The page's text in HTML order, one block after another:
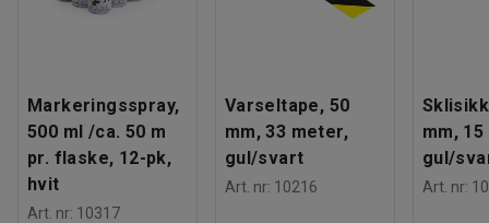
Markeringsspray,
500 ml /ca. 50 m
pr. flaske, 12-pk,
hvit
Art. nr: 10317
Varseltape, 50
mm, 33 meter,
gul/svart
Art. nr: 10216
mm,
gul/
Art. nr: